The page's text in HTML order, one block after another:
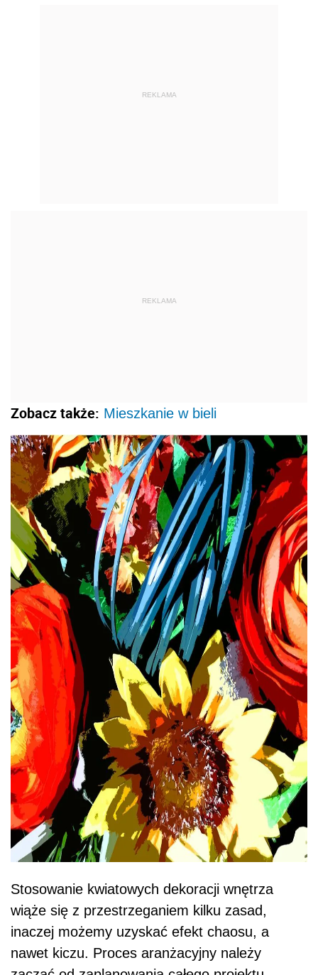
REKLAMA
REKLAMA
Zobacz także: Mieszkanie w bieli
Stosowanie kwiatowych dekoracji wnętrza
wiąże się z przestrzeganiem kilku zasad,
inaczej możemy uzyskać efekt chaosu, a
nawet kiczu. Proces aranżacyjny należy